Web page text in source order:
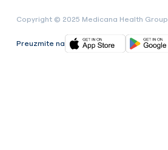
Copyright © 2025 Medicana Health Group
Preuzmite na